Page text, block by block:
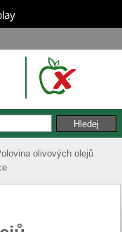
olivových olejů